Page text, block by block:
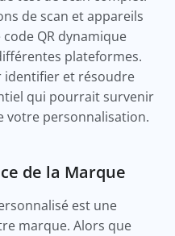
de scan et appareils
QR dynamique
plateformes.
identifier et résoudre
qui pourrait survenir
votre personnalisation.
de la Marque
est une
marque. Alors que